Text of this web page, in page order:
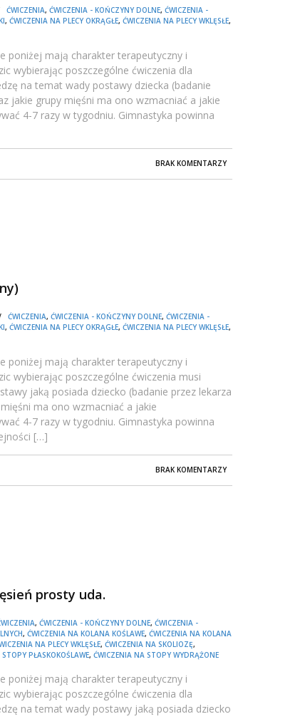
ĆWICZENIA, ĆWICZENIA - KOŃCZYNY DOLNE, ĆWICZENIA -
, ĆWICZENIA NA PLECY OKRĄGŁE, ĆWICZENIA NA PLECY WKLĘSŁE,
poniżej mają charakter terapeutyczny i
wybierając poszczególne ćwiczenia dla
na temat wady postawy dziecka (badanie
jakie grupy mięśni ma ono wzmacniać a jakie
4-7 razy w tygodniu. Gimnastyka powinna
BRAK KOMENTARZY
ĆWICZENIA, ĆWICZENIA - KOŃCZYNY DOLNE, ĆWICZENIA -
, ĆWICZENIA NA PLECY OKRĄGŁE, ĆWICZENIA NA PLECY WKLĘSŁE,
poniżej mają charakter terapeutyczny i
wybierając poszczególne ćwiczenia musi
jaką posiada dziecko (badanie przez lekarza
ma ono wzmacniać a jakie
4-7 razy w tygodniu. Gimnastyka powinna
[…]
BRAK KOMENTARZY
prosty uda.
, ĆWICZENIA - KOŃCZYNY DOLNE, ĆWICZENIA -
, ĆWICZENIA NA KOLANA KOŚLAWE, ĆWICZENIA NA KOLANA
NA PLECY WKLĘSŁE, ĆWICZENIA NA SKOLIOZĘ,
PŁASKOKOŚLAWE, ĆWICZENIA NA STOPY WYDRĄŻONE
poniżej mają charakter terapeutyczny i
wybierając poszczególne ćwiczenia dla
na temat wady postawy jaką posiada dziecko